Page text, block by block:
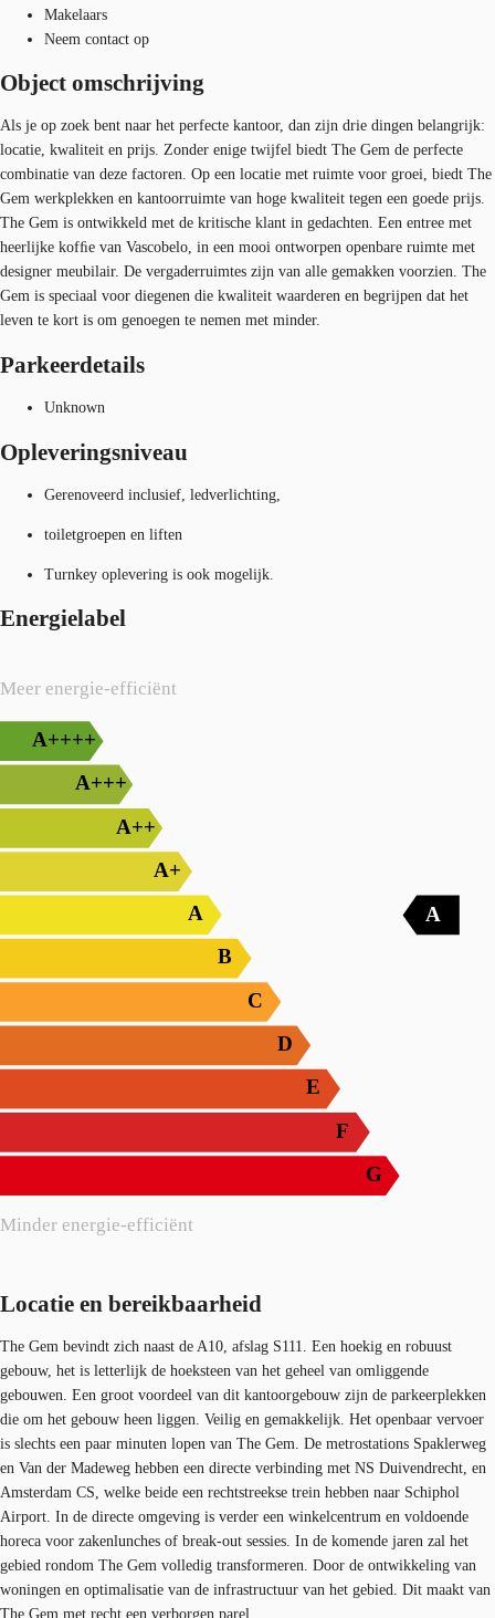
Makelaars
Neem contact op
Object omschrijving
Als je op zoek bent naar het perfecte kantoor, dan zijn drie dingen belangrijk:
locatie, kwaliteit en prijs. Zonder enige twijfel biedt The Gem de perfecte
combinatie van deze factoren. Op een locatie met ruimte voor groei, biedt The
Gem werkplekken en kantoorruimte van hoge kwaliteit tegen een goede prijs.
The Gem is ontwikkeld met de kritische klant in gedachten. Een entree met
heerlijke kofﬁe van Vascobelo, in een mooi ontworpen openbare ruimte met
designer meubilair. De vergaderruimtes zijn van alle gemakken voorzien. The
Gem is speciaal voor diegenen die kwaliteit waarderen en begrijpen dat het
leven te kort is om genoegen te nemen met minder.
Parkeerdetails
Unknown
Opleveringsniveau
Gerenoveerd inclusief, ledverlichting,
toiletgroepen en liften
Turnkey oplevering is ook mogelijk.
Energielabel
Meer energie-efficiënt
Minder energie-efficiënt
A++++
A+++
A++
A+
A
B
C
D
E
F
G
A
Locatie en bereikbaarheid
The Gem bevindt zich naast de A10, afslag S111. Een hoekig en robuust
gebouw, het is letterlijk de hoeksteen van het geheel van omliggende
gebouwen. Een groot voordeel van dit kantoorgebouw zijn de parkeerplekken
die om het gebouw heen liggen. Veilig en gemakkelijk. Het openbaar vervoer
is slechts een paar minuten lopen van The Gem. De metrostations Spaklerweg
en Van der Madeweg hebben een directe verbinding met NS Duivendrecht, en
Amsterdam CS, welke beide een rechtstreekse trein hebben naar Schiphol
Airport. In de directe omgeving is verder een winkelcentrum en voldoende
horeca voor zakenlunches of break-out sessies. In de komende jaren zal het
gebied rondom The Gem volledig transformeren. Door de ontwikkeling van
woningen en optimalisatie van de infrastructuur van het gebied. Dit maakt van
The Gem met recht een verborgen parel.